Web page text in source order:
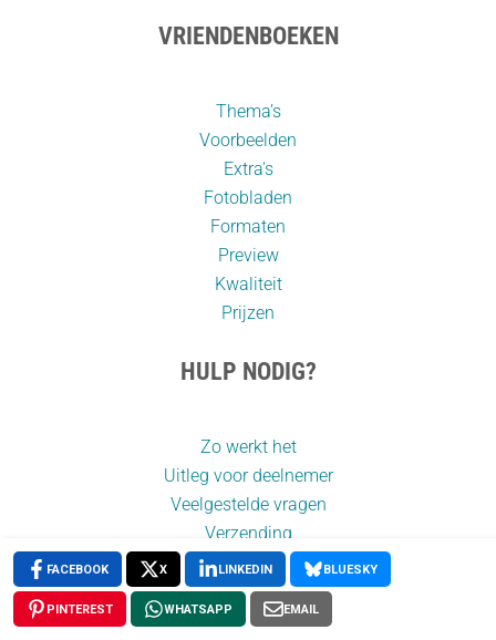
FACEBOOK X LINKEDIN BLUESKY
PINTEREST WHATSAPP EMAIL
VRIENDENBOEKEN
Thema’s
Voorbeelden
Extra's
Fotobladen
Formaten
Preview
Kwaliteit
Prijzen
HULP NODIG?
Zo werkt het
Uitleg voor deelnemer
Veelgestelde vragen
Verzending
Prijzen
Betaalmogelijkheden
Extra foto’s nodig?